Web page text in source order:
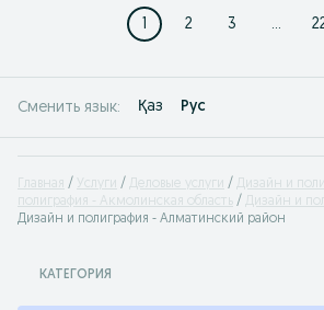
1 2 3 ...
Сменить язык: Қаз Рус
Главная Услуги Деловые услуги Дизайн и
полиграфия - Акмолинская область
Дизайн и
Дизайн и полиграфия - Алматинский район
КАТЕГОРИЯ